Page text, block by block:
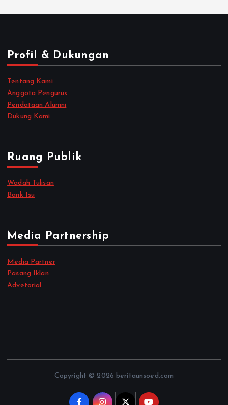
Profil & Dukungan
Tentang Kami
Anggota Pengurus
Pendataan Alumni
Dukung Kami
Ruang Publik
Wadah Tulisan
Bank Isu
Media Partnership
Media Partner
Pasang Iklan
Advetorial
Copyright © 2026 beritaunsoed.com